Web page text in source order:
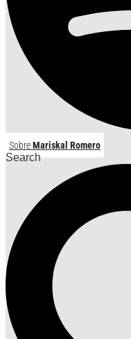
SobreMariskal Romero
Search